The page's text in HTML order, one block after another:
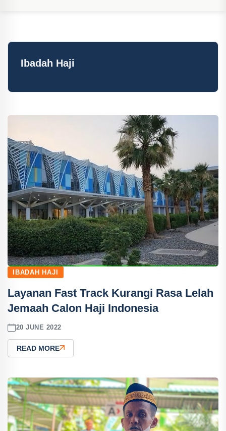
Ibadah Haji
IBADAH HAJI
Layanan Fast Track Kurangi Rasa Lelah
Jemaah Calon Haji Indonesia
20 JUNE 2022
READ MORE